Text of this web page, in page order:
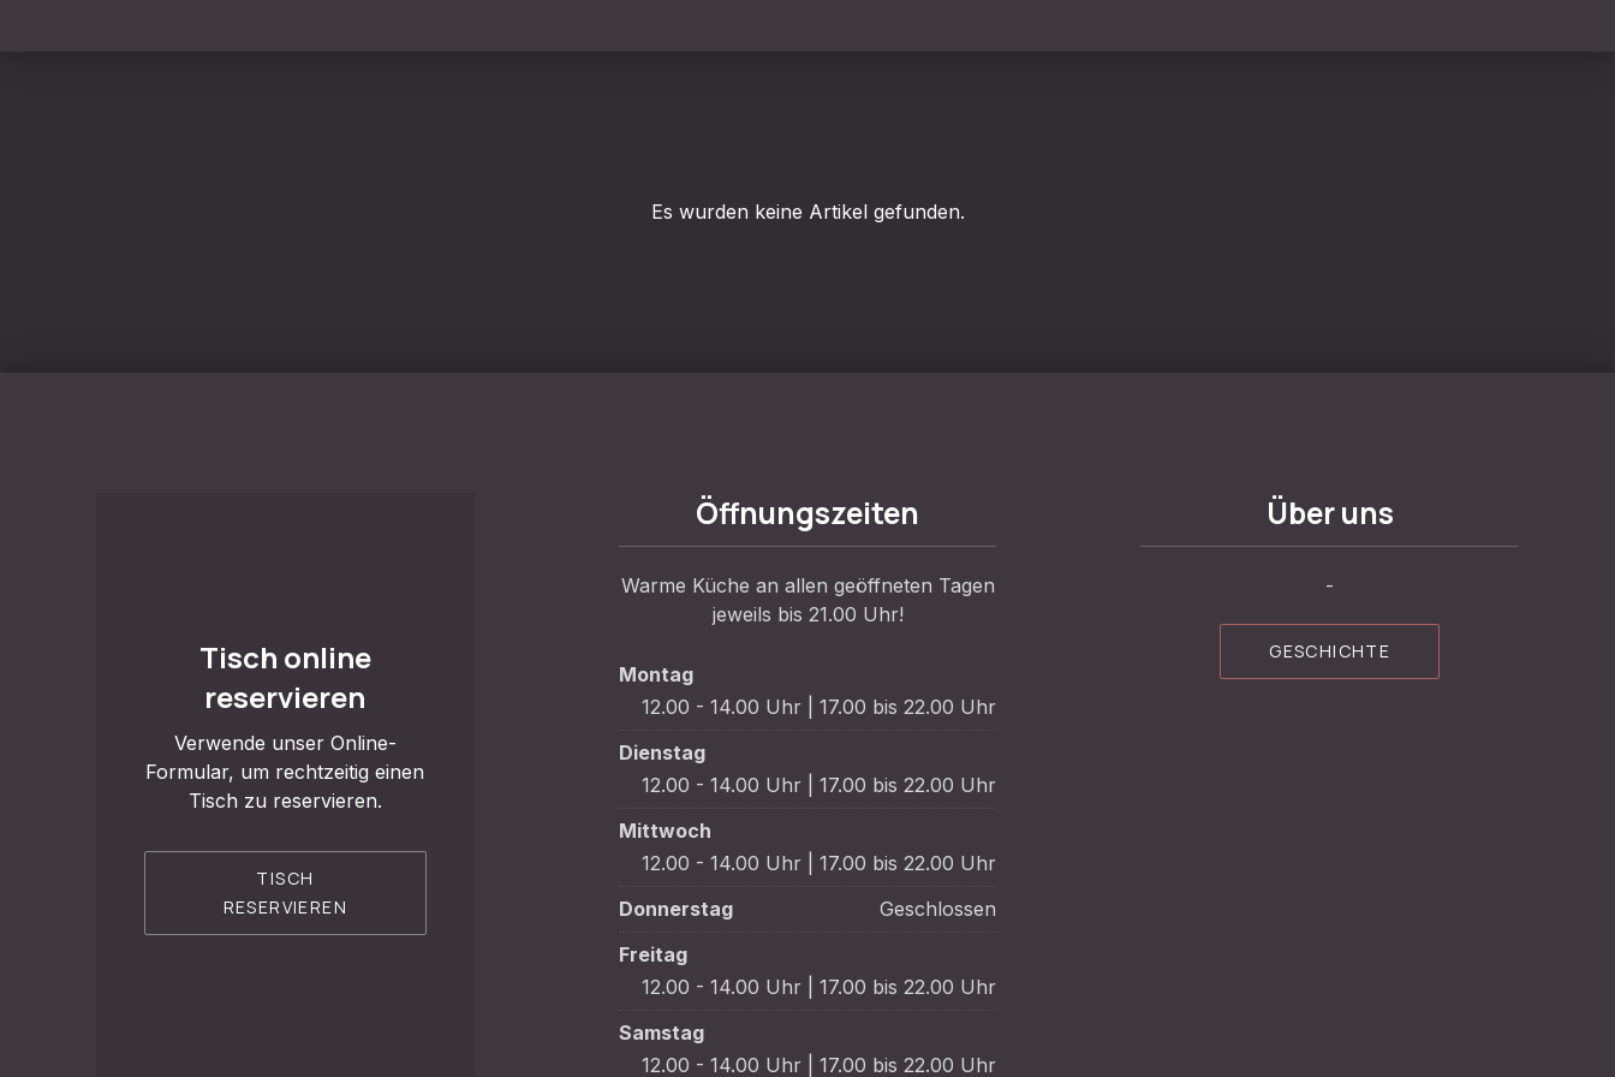
Es wurden keine Artikel gefunden.
Tisch online
reservieren
Verwende unser Online-
Formular, um rechtzeitig einen
Tisch zu reservieren.
TISCH
RESERVIEREN
Öffnungszeiten
Warme Küche an allen geöffneten Tagen
jeweils bis 21.00 Uhr!
Montag
12.00 - 14.00 Uhr | 17.00 bis 22.00 Uhr
Dienstag
12.00 - 14.00 Uhr | 17.00 bis 22.00 Uhr
Mittwoch
12.00 - 14.00 Uhr | 17.00 bis 22.00 Uhr
Donnerstag
Geschlossen
Freitag
12.00 - 14.00 Uhr | 17.00 bis 22.00 Uhr
Samstag
12.00 - 14.00 Uhr | 17.00 bis 22.00 Uhr
Über uns
-
GESCHICHTE